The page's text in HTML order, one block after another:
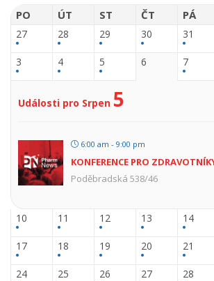
PO ÚT ST ČT PÁ
27 28 29 30 31
3 4 5 6 7
Události pro Srpen 5
6:00 am - 9:00 pm
KONFERENCE PRO
Poděbradská 538/46
10 11 12 13 14
17 18 19 20 21
24 25 26 27 28